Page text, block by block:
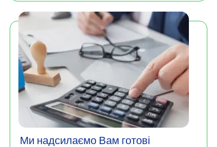
Ми надсилаємо Вам готові